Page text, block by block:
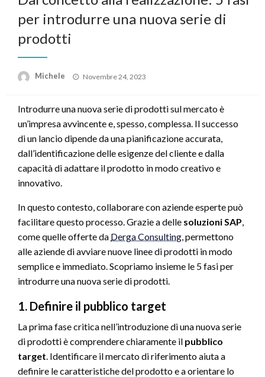
per introdurre una nuova serie di
prodotti
Michele
Posted
Novembre 24, 2023
Introdurre una nuova serie di prodotti sul mercato è
un’impresa avvincente e, spesso, complessa. Il successo
di un lancio dipende da una pianificazione accurata,
dall’identificazione delle esigenze del cliente e dalla
capacità di adattare il prodotto in modo creativo e
innovativo.
In questo contesto, collaborare con aziende esperte può
facilitare questo processo. Grazie a delle soluzioni SAP,
come quelle offerte da Derga Consulting, permettono
alle aziende di avviare nuove linee di prodotti in modo
semplice e immediato. Scopriamo insieme le 5 fasi per
introdurre una nuova serie di prodotti.
1. Definire il pubblico target
La prima fase critica nell’introduzione di una nuova serie
di prodotti è comprendere chiaramente il pubblico
target. Identificare il mercato di riferimento aiuta a
definire le caratteristiche del prodotto e a orientare lo